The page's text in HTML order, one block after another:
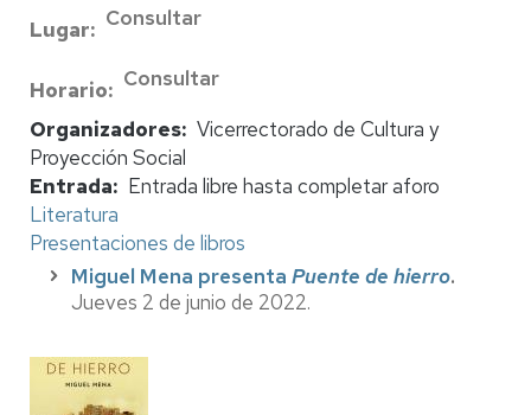
Lugar Consultar
Horario
Consultar
Organizadores Vicerrectorado de Cultura y
Proyección Social
Entrada
Entrada libre hasta completar aforo
Literatura
Presentaciones de libros
Miguel Mena presenta Puente de hierro.
Jueves 2 de junio de 2022.